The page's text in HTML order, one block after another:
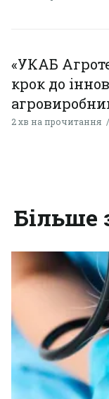
«УКАБ
крок до
2 хв на прочитання
Більше